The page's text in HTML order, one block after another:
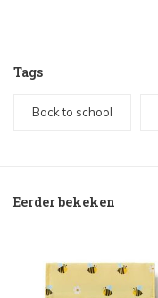
Tags
Back to school
Eerder bekeken